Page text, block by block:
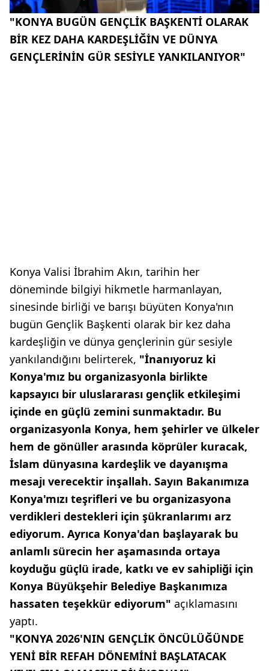
"KONYA BUGÜN GENÇLİK BAŞKENTİ OLARAK
BİR KEZ DAHA KARDEŞLİĞİN VE DÜNYA
GENÇLERİNİN GÜR SESİYLE YANKILANIYOR"
Konya Valisi İbrahim Akın, tarihin her
döneminde bilgiyi hikmetle harmanlayan,
sinesinde birliği ve barışı büyüten Konya'nın
bugün Gençlik Başkenti olarak bir kez daha
kardeşliğin ve dünya gençlerinin gür sesiyle
yankılandığını belirterek, "İnanıyoruz ki
Konya'mız bu organizasyonla birlikte
kapsayıcı bir uluslararası gençlik etkileşimi
içinde en güçlü zemini sunmaktadır. Bu
organizasyonla Konya, hem şehirler ve ülkeler
hem de gönüller arasında köprüler kuracak,
İslam dünyasına kardeşlik ve dayanışma
mesajı verecektir inşallah. Sayın Bakanımıza
Konya'mızı teşrifleri ve bu organizasyona
verdikleri destekleri için şükranlarımı arz
ediyorum. Ayrıca Konya'dan başlayarak bu
anlamlı sürecin her aşamasında ortaya
koyduğu güçlü irade, katkı ve ev sahipliği için
Konya Büyükşehir Belediye Başkanımıza
hassaten teşekkür ediyorum" açıklamasını
yaptı.
"KONYA 2026'NIN GENÇLİK ÖNCÜLÜĞÜNDE
YENİ BİR REFAH DÖNEMİNİ BAŞLATACAK